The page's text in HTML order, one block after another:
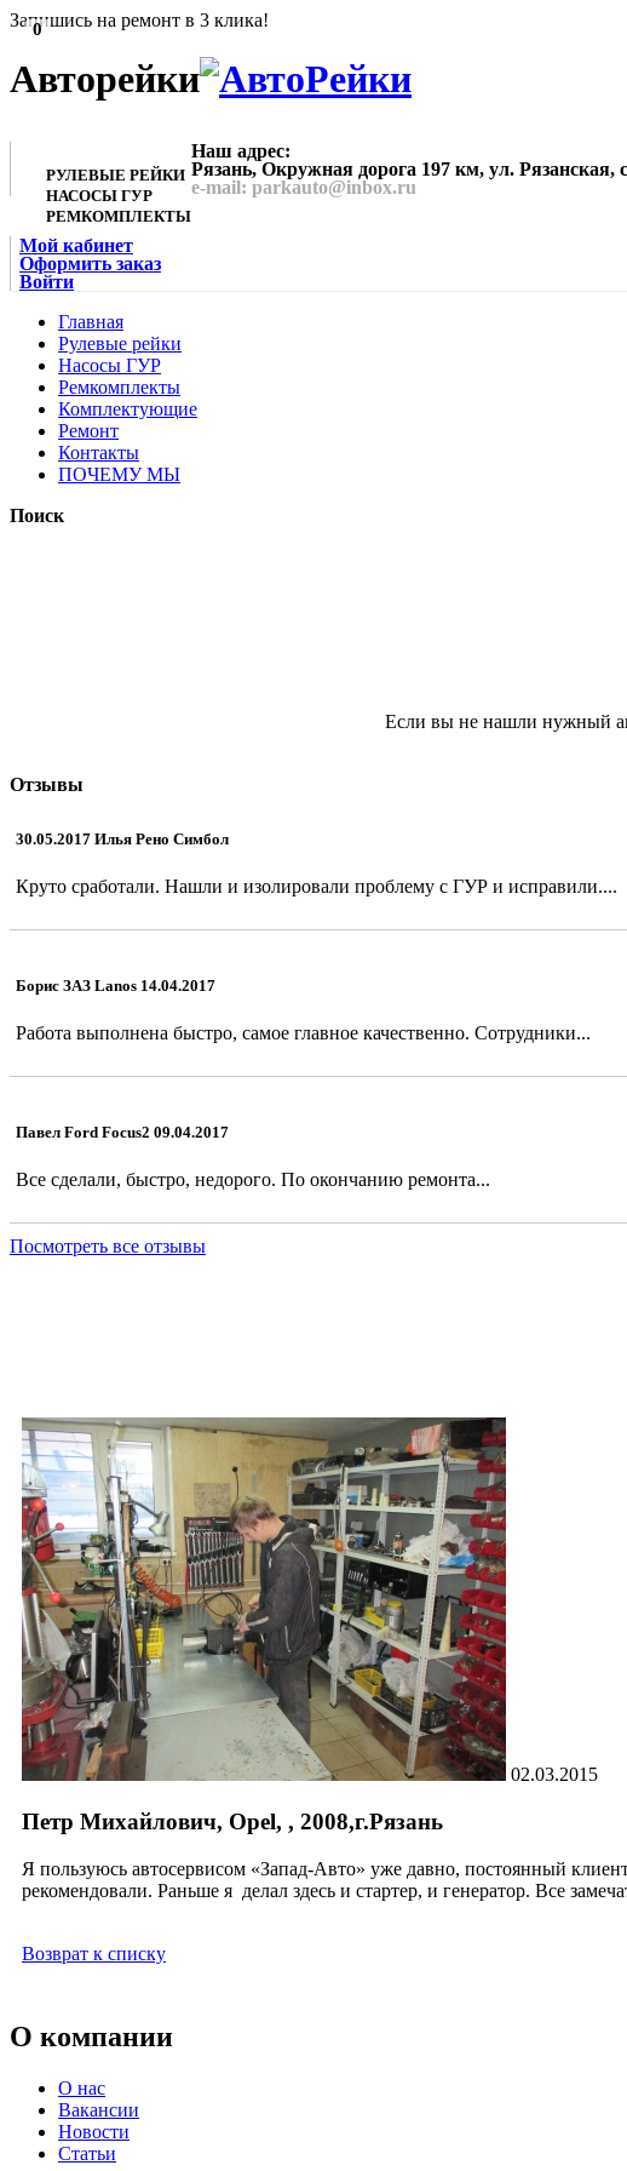
Запишись на ремонт в 3 клика!
Авторейки
РУЛЕВЫЕ РЕЙКИ
НАСОСЫ ГУР
РЕМКОМПЛЕКТЫ
Наш адрес:
Рязань, Окружная дорога 197 км, ул. Рязанская,
e-mail: parkauto@inbox.ru
Мой кабинет
Оформить заказ
Войти
0
Главная
Рулевые рейки
Насосы ГУР
Ремкомплекты
Комплектующие
Ремонт
Контакты
ПОЧЕМУ МЫ
Поиск
Если вы не нашли нужный
Отзывы
30.05.2017 Илья Рено Симбол
Круто сработали. Нашли и изолировали проблему с ГУР и исправили....
Борис ЗАЗ Lanos 14.04.2017
Работа выполнена быстро, самое главное качественно. Сотрудники...
Павел Ford Focus2 09.04.2017
Все сделали, быстро, недорого. По окончанию ремонта...
Посмотреть все отзывы
02.03.2015
Петр Михайлович, Opel, , 2008,г.Рязань
Я пользуюсь автосервисом «Запад-Авто» уже давно, постоянный
рекомендовали. Раньше я делал здесь и стартер, и генератор. Все
Возврат к списку
О компании
О нас
Вакансии
Новости
Статьи